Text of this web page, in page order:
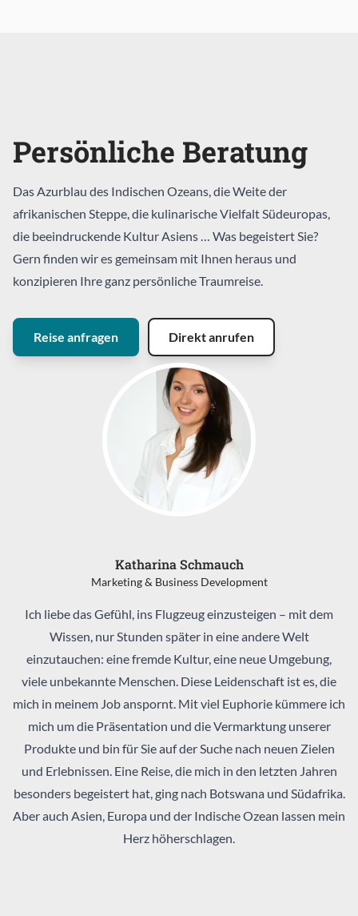
Persönliche Beratung
Das Azurblau des Indischen Ozeans, die Weite der
afrikanischen Steppe, die kulinarische Vielfalt Südeuropas,
die beeindruckende Kultur Asiens … Was begeistert Sie?
Gern finden wir es gemeinsam mit Ihnen heraus und
konzipieren Ihre ganz persönliche Traumreise.
Reise anfragen Direkt anrufen
Katharina Schmauch
Marketing & Business Development
Ich liebe das Gefühl, ins Flugzeug einzusteigen – mit dem
Wissen, nur Stunden später in eine andere Welt
einzutauchen: eine fremde Kultur, eine neue Umgebung,
viele unbekannte Menschen. Diese Leidenschaft ist es, die
mich in meinem Job anspornt. Mit viel Euphorie kümmere ich
mich um die Präsentation und die Vermarktung unserer
Produkte und bin für Sie auf der Suche nach neuen Zielen
und Erlebnissen. Eine Reise, die mich in den letzten Jahren
besonders begeistert hat, ging nach Botswana und Südafrika.
Aber auch Asien, Europa und der Indische Ozean lassen mein
Herz höherschlagen.